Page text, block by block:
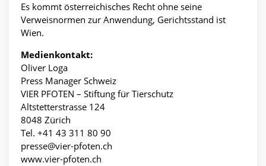
Es kommt österreichisches Recht ohne seine
Verweisnormen zur Anwendung, Gerichtsstand ist
Wien.
Medienkontakt:
Oliver Loga
Press Manager Schweiz
VIER PFOTEN – Stiftung für Tierschutz
Altstetterstrasse 124
8048 Zürich
Tel. +41 43 311 80 90
presse@vier-pfoten.ch
www.vier-pfoten.ch